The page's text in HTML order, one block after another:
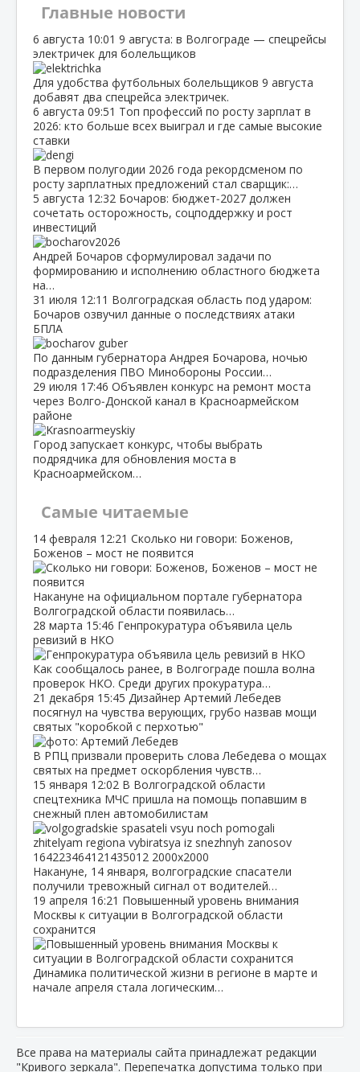
Главные новости
6 августа 10:01 9 августа: в Волгограде — спецрейсы
электричек для болельщиков
Для удобства футбольных болельщиков 9 августа
добавят два спецрейса электричек.
6 августа 09:51 Топ профессий по росту зарплат в
2026: кто больше всех выиграл и где самые высокие
ставки
В первом полугодии 2026 года рекордсменом по
росту зарплатных предложений стал сварщик:…
5 августа 12:32 Бочаров: бюджет‑2027 должен
сочетать осторожность, соцподдержку и рост
инвестиций
Андрей Бочаров сформулировал задачи по
формированию и исполнению областного бюджета
на…
31 июля 12:11 Волгоградская область под ударом:
Бочаров озвучил данные о последствиях атаки
БПЛА
По данным губернатора Андрея Бочарова, ночью
подразделения ПВО Минобороны России…
29 июля 17:46 Объявлен конкурс на ремонт моста
через Волго‑Донской канал в Красноармейском
районе
Город запускает конкурс, чтобы выбрать
подрядчика для обновления моста в
Красноармейском…
Самые читаемые
14 февраля 12:21 Сколько ни говори: Боженов,
Боженов – мост не появится
Накануне на официальном портале губернатора
Волгоградской области появилась…
28 марта 15:46 Генпрокуратура объявила цель
ревизий в НКО
Как сообщалось ранее, в Волгограде пошла волна
проверок НКО. Среди других прокуратура…
21 декабря 15:45 Дизайнер Артемий Лебедев
посягнул на чувства верующих, грубо назвав мощи
святых "коробкой с перхотью"
В РПЦ призвали проверить слова Лебедева о мощах
святых на предмет оскорбления чувств…
15 января 12:02 В Волгоградской области
спецтехника МЧС пришла на помощь попавшим в
снежный плен автомобилистам
Накануне, 14 января, волгоградские спасатели
получили тревожный сигнал от водителей…
19 апреля 16:21 Повышенный уровень внимания
Москвы к ситуации в Волгоградской области
сохранится
Динамика политической жизни в регионе в марте и
начале апреля стала логическим…
Все права на материалы сайта принадлежат редакции
"Кривого зеркала". Перепечатка допустима только при